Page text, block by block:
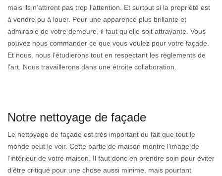
mais ils n’attirent pas trop l’attention. Et surtout si la propriété est
à vendre ou à louer. Pour une apparence plus brillante et
admirable de votre demeure, il faut qu’elle soit attrayante. Vous
pouvez nous commander ce que vous voulez pour votre façade.
Et nous, nous l’étudierons tout en respectant les règlements de
l’art. Nous travaillerons dans une étroite collaboration.
Notre nettoyage de façade
Le nettoyage de façade est très important du fait que tout le
monde peut le voir. Cette partie de maison montre l’image de
l’intérieur de votre maison. Il faut donc en prendre soin pour éviter
d’être critiqué pour une chose aussi minime, mais pourtant